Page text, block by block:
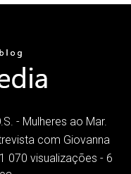
- Mulheres ao Mar.
com Giovanna
070 visualizações - 6